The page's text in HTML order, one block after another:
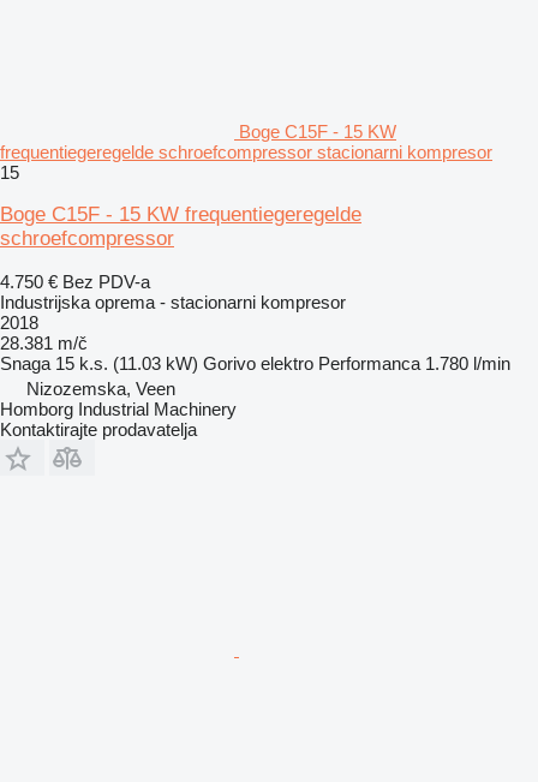
Boge C15F - 15 KW
frequentiegeregelde schroefcompressor stacionarni kompresor
15
Boge C15F - 15 KW frequentiegeregelde
schroefcompressor
4.750 € Bez PDV-a
Industrijska oprema - stacionarni kompresor
2018
28.381 m/č
Snaga 15 k.s. (11.03 kW) Gorivo elektro Performanca 1.780 l/min
Nizozemska, Veen
Homborg Industrial Machinery
Kontaktirajte prodavatelja